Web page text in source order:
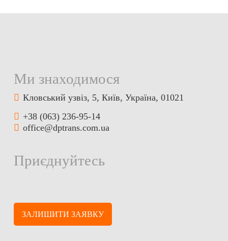
Ми знаходимося
Кловський узвіз, 5, Київ, Україна, 01021
+38 (063) 236-95-14
office@dptrans.com.ua
Приєднуйтесь
ЗАЛИШИТИ ЗАЯВКУ